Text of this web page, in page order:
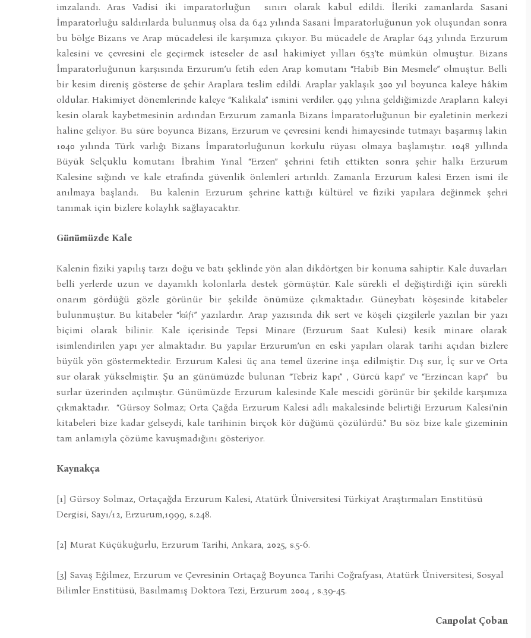
imzalandı. Aras Vadisi iki imparatorluğun sınırı olarak kabul edildi. İleriki zamanlarda Sasani
İmparatorluğu saldırılarda bulunmuş olsa da 642 yılında Sasani İmparatorluğunun yok oluşundan sonra
bu bölge Bizans ve Arap mücadelesi ile karşımıza çıkıyor. Bu mücadele de Araplar 643 yılında Erzurum
kalesini ve çevresini ele geçirmek isteseler de asıl hakimiyet yılları 653’te mümkün olmuştur. Bizans
İmparatorluğunun karşısında Erzurum’u fetih eden Arap komutanı “Habib Bin Mesmele” olmuştur. Belli
bir kesim direniş gösterse de şehir Araplara teslim edildi. Araplar yaklaşık 300 yıl boyunca kaleye hâkim
oldular. Hakimiyet dönemlerinde kaleye “Kalikala” ismini verdiler. 949 yılına geldiğimizde Arapların kaleyi
kesin olarak kaybetmesinin ardından Erzurum zamanla Bizans İmparatorluğunun bir eyaletinin merkezi
haline geliyor. Bu süre boyunca Bizans, Erzurum ve çevresini kendi himayesinde tutmayı başarmış lakin
1040 yılında Türk varlığı Bizans İmparatorluğunun korkulu rüyası olmaya başlamıştır. 1048 yıllında
Büyük Selçuklu komutanı İbrahim Yınal “Erzen” şehrini fetih ettikten sonra şehir halkı Erzurum
Kalesine sığındı ve kale etrafında güvenlik önlemleri artırıldı. Zamanla Erzurum kalesi Erzen ismi ile
anılmaya başlandı. Bu kalenin Erzurum şehrine kattığı kültürel ve fiziki yapılara değinmek şehri
tanımak için bizlere kolaylık sağlayacaktır.
Günümüzde Kale
Kalenin fiziki yapılış tarzı doğu ve batı şeklinde yön alan dikdörtgen bir konuma sahiptir. Kale duvarları
belli yerlerde uzun ve dayanıklı kolonlarla destek görmüştür. Kale sürekli el değiştirdiği için sürekli
onarım gördüğü gözle görünür bir şekilde önümüze çıkmaktadır. Güneybatı köşesinde kitabeler
bulunmuştur. Bu kitabeler “kûfi” yazılardır. Arap yazısında dik sert ve köşeli çizgilerle yazılan bir yazı
biçimi olarak bilinir. Kale içerisinde Tepsi Minare (Erzurum Saat Kulesi) kesik minare olarak
isimlendirilen yapı yer almaktadır. Bu yapılar Erzurum’un en eski yapıları olarak tarihi açıdan bizlere
büyük yön göstermektedir. Erzurum Kalesi üç ana temel üzerine inşa edilmiştir. Dış sur, İç sur ve Orta
sur olarak yükselmiştir. Şu an günümüzde bulunan “Tebriz kapı” , Gürcü kapı” ve “Erzincan kapı” bu
surlar üzerinden açılmıştır. Günümüzde Erzurum kalesinde Kale mescidi görünür bir şekilde karşımıza
çıkmaktadır. “Gürsoy Solmaz; Orta Çağda Erzurum Kalesi adlı makalesinde belirtiği Erzurum Kalesi’nin
kitabeleri bize kadar gelseydi, kale tarihinin birçok kör düğümü çözülürdü.” Bu söz bize kale gizeminin
tam anlamıyla çözüme kavuşmadığını gösteriyor.
Kaynakça
[1] Gürsoy Solmaz, Ortaçağda Erzurum Kalesi, Atatürk Üniversitesi Türkiyat Araştırmaları Enstitüsü
Dergisi, Sayı/12, Erzurum,1999, s.248.
[2] Murat Küçükuğurlu, Erzurum Tarihi, Ankara, 2025, s.5-6.
[3] Savaş Eğilmez, Erzurum ve Çevresinin Ortaçağ Boyunca Tarihi Coğrafyası, Atatürk Üniversitesi, Sosyal
Bilimler Enstitüsü, Basılmamış Doktora Tezi, Erzurum 2004 , s.39-45.
Canpolat Çoban